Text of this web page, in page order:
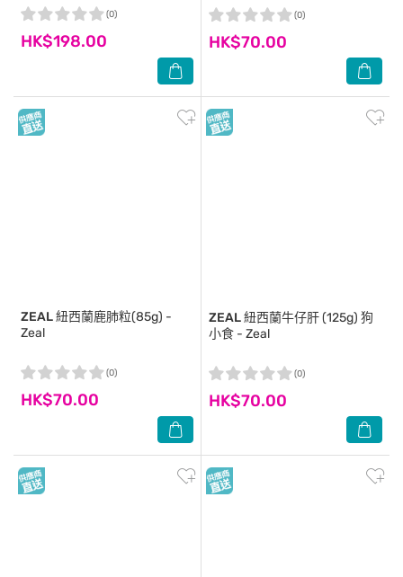
HK$198.00
(0)
HK$70.00
(0)
ZEAL紐西蘭鹿肺粒(85g) -
Zeal
HK$70.00
(0)
ZEAL紐西蘭牛仔肝 (125g) 狗
小食 - Zeal
HK$70.00
(0)